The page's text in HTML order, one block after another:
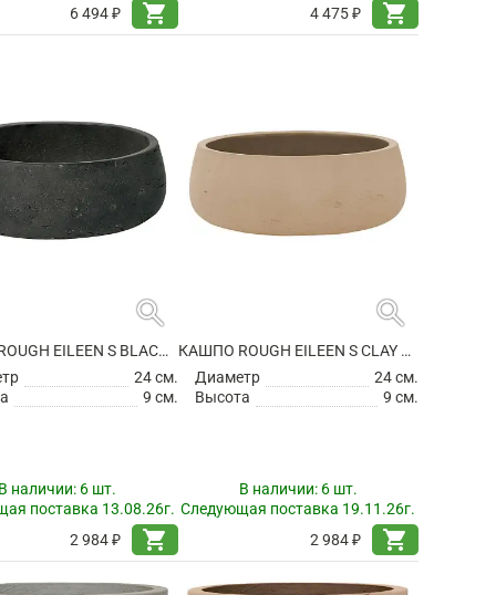
6 494 ₽
shopping_cart
4 475 ₽
shopping_cart
search
КАШПО ROUGH EILEEN S BLACK WASHED
24 см.
9 см.
наличии: 6 шт.
поставка 13.08.26г.
2 984 ₽
shopping_cart
search
КАШПО ROUGH EILEEN S CLAY WASHED
Диаметр
24 см.
Высота
9 см.
В наличии: 6 шт.
Следующая поставка 19.11.26г.
2 984 ₽
shopping_cart